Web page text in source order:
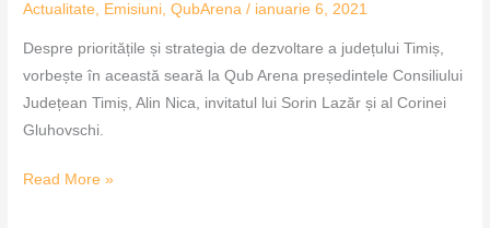
Actualitate, Emisiuni,QubArena / ianuarie 6, 2021
Despre prioritățile și strategia de dezvoltare a județului Timiș,
vorbește în această seară la Qub Arena președintele Consiliului
Județean Timiș, Alin Nica, invitatul lui Sorin Lazăr și al Corinei
Gluhovschi.
Read More »